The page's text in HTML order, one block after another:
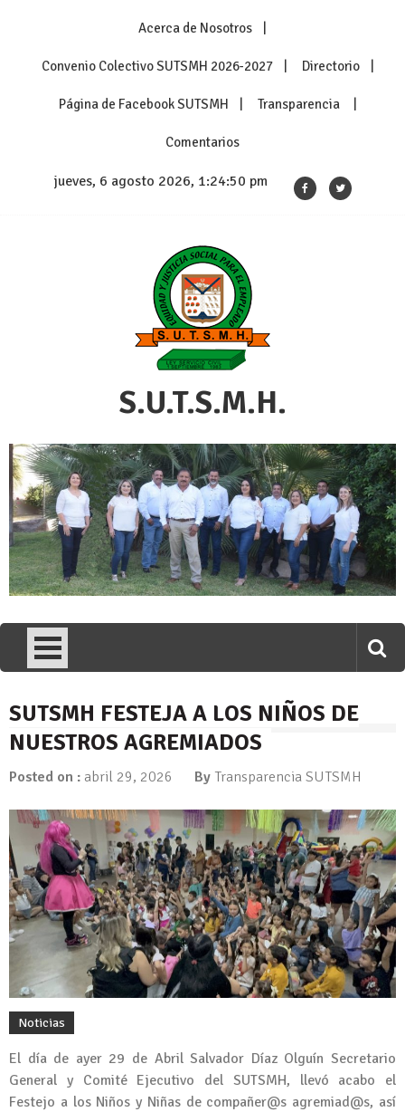
Acerca de Nosotros
Convenio Colectivo SUTSMH 2026-2027 Directorio
Página de Facebook SUTSMH Transparencia
Comentarios
jueves, 6 agosto 2026, 1:24:51 pm
S.U.T.S.M.H.
SUTSMH FESTEJA A LOS NIÑOS DE
NUESTROS AGREMIADOS
Posted on : abril 29, 2026 By Transparencia SUTSMH
Noticias
El día de ayer 29 de Abril Salvador Díaz Olguín Secretario
General y Comité Ejecutivo del SUTSMH, llevó acabo el
Festejo a los Niños y Niñas de compañer@s agremiad@s, así